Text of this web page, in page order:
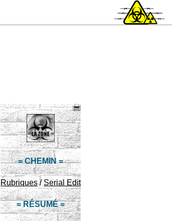
= CHEMIN =
Rubriques / Serial Edit
= RÉSUMÉ =